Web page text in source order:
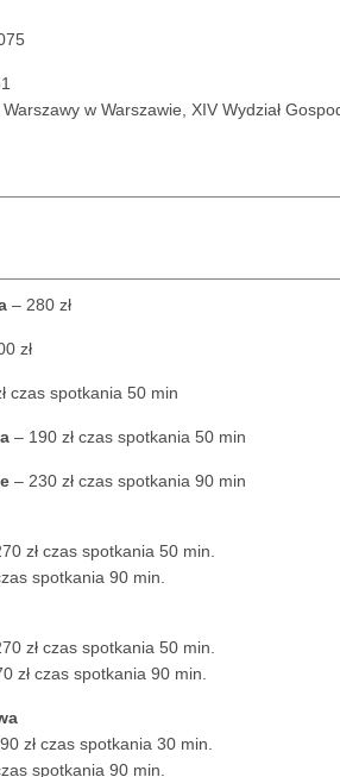
w Warszawie, XIV Wydział
– 280 zł
zł
czas spotkania 50 min
– 190 zł czas spotkania 50 min
– 230 zł czas spotkania 90 min
zł czas spotkania 50 min.
spotkania 90 min.
zł czas spotkania 50 min.
zł czas spotkania 90 min.
zł czas spotkania 30 min.
spotkania 90 min.